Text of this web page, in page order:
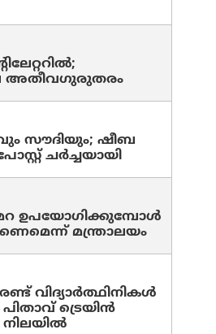
അതീവഗുരുതരം
സൗദിയും; ഷീബ
ചര്‍ച്ചയായി
ഉപയോഗിക്കുമ്പോള്‍
മന്ത്രാലയം
വിദ്യാർത്ഥിനികൾ
പിതാവ് ട്രെയിൻ
നിലയിൽ